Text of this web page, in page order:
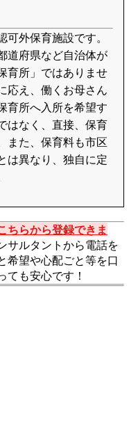
外保育施設です。
道府県など自治体が
育所」ではありませ
応え、働くお母さん
育所へ入所を希望す
はなく、直接、保育
また、保育料も市区
は異なり、独自に定
ちらから登録できま
サルタントから電話を
希望や心配ごと等を口
ても安心です！